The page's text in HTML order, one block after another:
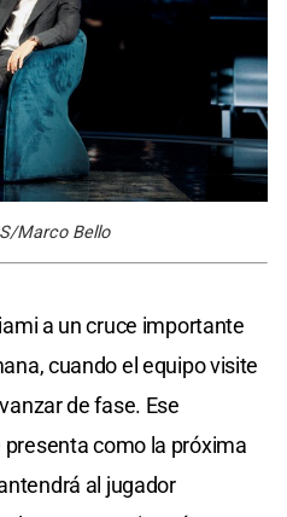
Marco Bello
a un cruce importante
cuando el equipo visite
de fase. Ese
como la próxima
al jugador